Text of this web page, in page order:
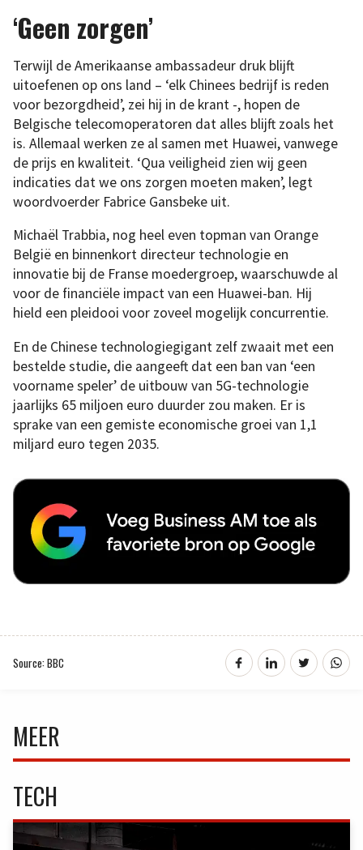
‘Geen zorgen’
Terwijl de Amerikaanse ambassadeur druk blijft
uitoefenen op ons land – ‘elk Chinees bedrijf is reden
voor bezorgdheid’, zei hij in de krant -, hopen de
Belgische telecomoperatoren dat alles blijft zoals het
is. Allemaal werken ze al samen met Huawei, vanwege
de prijs en kwaliteit. ‘Qua veiligheid zien wij geen
indicaties dat we ons zorgen moeten maken’, legt
woordvoerder Fabrice Gansbeke uit.
Michaël Trabbia, nog heel even topman van Orange
België en binnenkort directeur technologie en
innovatie bij de Franse moedergroep, waarschuwde al
voor de financiële impact van een Huawei-ban. Hij
hield een pleidooi voor zoveel mogelijk concurrentie.
En de Chinese technologiegigant zelf zwaait met een
bestelde studie, die aangeeft dat een ban van ‘een
voorname speler’ de uitbouw van 5G-technologie
jaarlijks 65 miljoen euro duurder zou maken. Er is
sprake van een gemiste economische groei van 1,1
miljard euro tegen 2035.
Source: BBC
MEER
TECH